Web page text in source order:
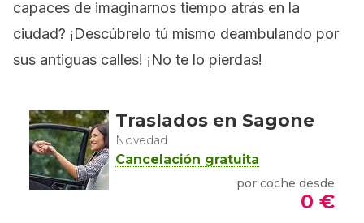
capaces de imaginarnos tiempo atrás en la
ciudad? ¡Descúbrelo tú mismo deambulando por
sus antiguas calles! ¡No te lo pierdas!